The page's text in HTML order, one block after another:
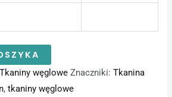
Tkaniny węglowe Znaczniki:Tkanina
,tkaniny węglowe